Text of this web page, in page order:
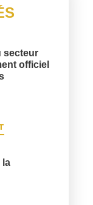
secteur
officiel
la